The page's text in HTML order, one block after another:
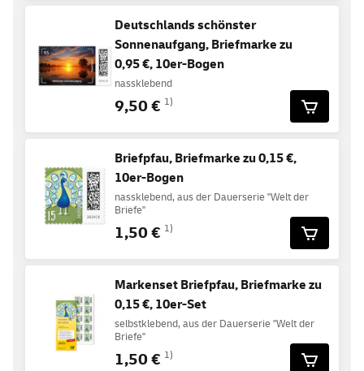
Deutschlands schönster
Sonnenaufgang, Briefmarke zu
0,95 €, 10er-Bogen
nassklebend
9,50 € 1)
Briefpfau, Briefmarke zu 0,15 €,
10er-Bogen
nassklebend, aus der Dauerserie "Welt der
Briefe"
1,50 € 1)
Markenset Briefpfau, Briefmarke zu
0,15 €, 10er-Set
selbstklebend, aus der Dauerserie "Welt der
Briefe"
1,50 € 1)